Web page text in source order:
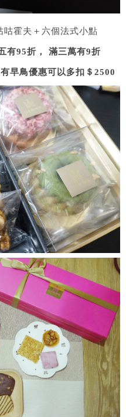
霍夫＋六個法式小點
有95折， 滿三萬有9折
早鳥優惠可以多扣＄2500